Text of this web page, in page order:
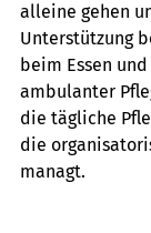
alleine gehen
Unterstützung
beim Essen
ambulanter
die tägliche
die
managt.